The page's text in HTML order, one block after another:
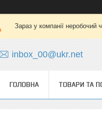
Зараз у компанії неробочий
inbox_00@ukr.net
ГОЛОВНА ТОВАРИ ТА